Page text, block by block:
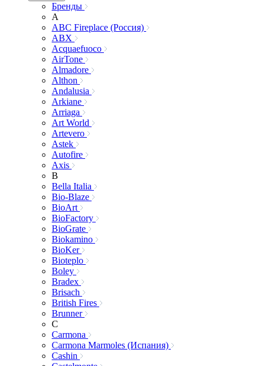
Бренды
A
ABC Fireplace (Россия)
ABX
Acquaefuoco
AirTone
Almadore
Althon
Andalusia
Arkiane
Arriaga
Art World
Artevero
Astek
Autofire
Axis
B
Bella Italia
Bio-Blaze
BioArt
BioFactory
BioGrate
Biokamino
BioKer
Bioteplo
Boley
Bradex
Brisach
British Fires
Brunner
C
Carmona
Carmona Marmoles (Испания)
Cashin